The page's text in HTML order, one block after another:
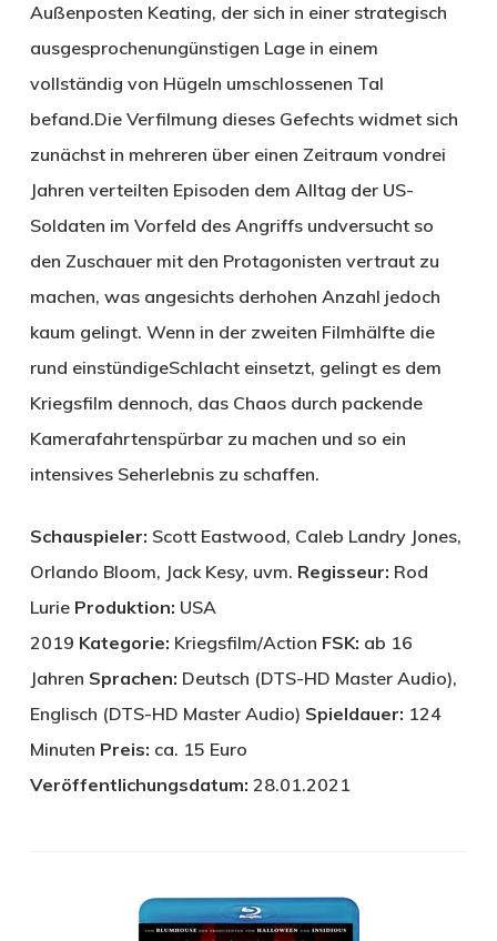
Außenposten Keating, der sich in einer strategisch
ausgesprochenungünstigen Lage in einem
vollständig von Hügeln umschlossenen Tal
befand.Die Verfilmung dieses Gefechts widmet sich
zunächst in mehreren über einen Zeitraum vondrei
Jahren verteilten Episoden dem Alltag der US-
Soldaten im Vorfeld des Angriffs undversucht so
den Zuschauer mit den Protagonisten vertraut zu
machen, was angesichts derhohen Anzahl jedoch
kaum gelingt. Wenn in der zweiten Filmhälfte die
rund einstündigeSchlacht einsetzt, gelingt es dem
Kriegsfilm dennoch, das Chaos durch packende
Kamerafahrtenspürbar zu machen und so ein
intensives Seherlebnis zu schaffen.
Schauspieler: Scott Eastwood, Caleb Landry Jones,
Orlando Bloom, Jack Kesy, uvm. Regisseur: Rod
Lurie Produktion: USA
2019 Kategorie: Kriegsfilm/Action FSK: ab 16
Jahren Sprachen: Deutsch (DTS-HD Master Audio),
Englisch (DTS-HD Master Audio) Spieldauer: 124
Minuten Preis: ca. 15 Euro
Veröffentlichungsdatum: 28.01.2021